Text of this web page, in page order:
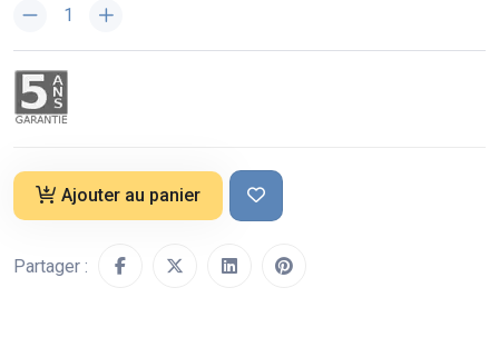
Ajouter au panier
Partager :